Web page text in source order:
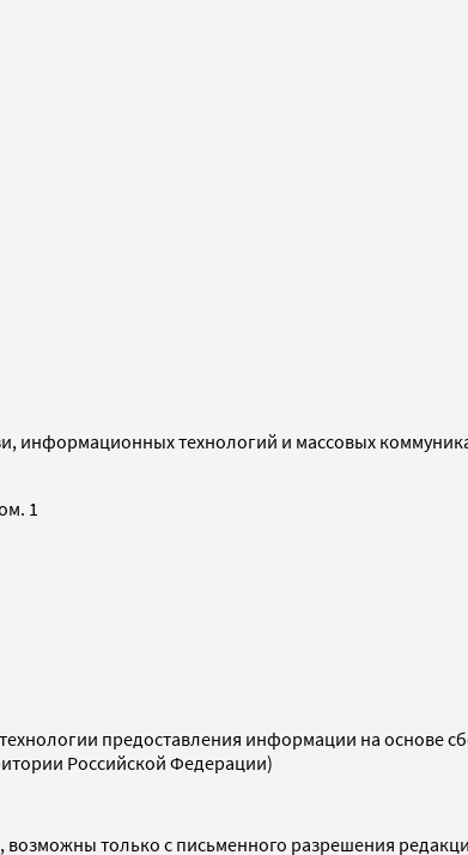
информационных технологий и массовых
1
предоставления информации на основе
Российской Федерации)
только с письменного разрешения